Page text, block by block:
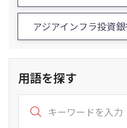
アジアインフラ投資
用語を探す